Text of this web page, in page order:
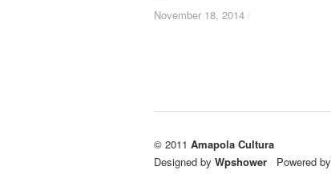
November 18, 2014 /
November 18, 2014 /
© 2011 Amapola Cultura
Designed by Wpshower / Powered by